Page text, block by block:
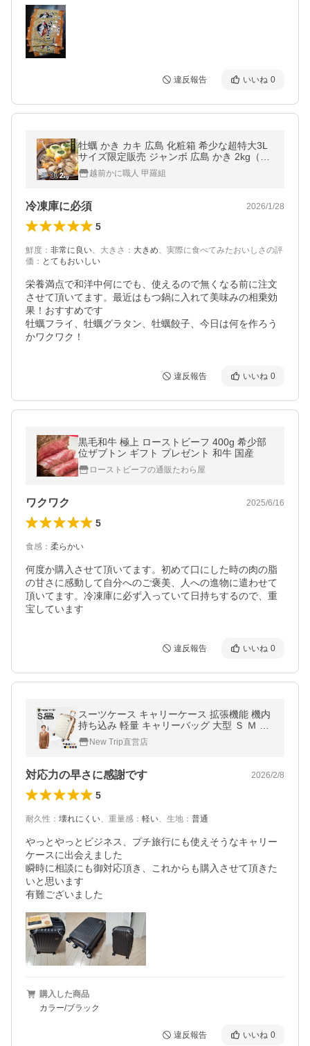
違反報告 いいね 0
牡蠣 かき カキ 広島 化粧箱 希少な超特大3L
サイズ限定販売 ジャンボ 広島 かき 2kg（1k
g/約25粒×2袋）徳用 冷凍 FF ポイント利用
爆買越前かに職人 甲羅組
冷凍庫に必須 2026/1/28
5
鮮度 ： 非常に良い、 大きさ ： 大きめ、 実際に食べてみたおいしさの評
価 ： とてもおいしい
栄養満点で和洋中何にでも、使えるので無くなる前に注文
させて頂いてます。最近はもつ鍋に入れて美味みの相乗効
果！おすすめです
牡蠣フライ、牡蠣グラタン、牡蠣餃子、今日は何を作ろう
かワクワク！
違反報告 いいね 0
黒毛和牛 極上 ローストビーフ 400g 希少部
位ザブトン ギフト プレゼント 和牛 国産
ローストビーフの通販たわら屋
ワクワク 2025/6/16
5
食感 ： 柔らかい
何度か購入させて頂いてます。初めて口にした時の肉の脂
の甘さに感動して自分へのご褒美、人への進物に遣わせて
頂いてます。冷凍庫に必ず入っていて日持ちするので、重
宝しています
違反報告 いいね 0
スーツケース キャリーケース 拡張機能 機内
持ち込み 軽量 キャリーバッグ 大型 Ｓ Ｍ Ｌ
サイズ 40L 2泊 3泊 静音 頑丈 TSAロック Ne
w Trip 大容量 旅行 出張
New Trip直営店
対応力の早さに感謝です 2026/2/8
5
耐久性 ： 壊れにくい、 重量感 ： 軽い、 生地 ： 普通
やっとやっとビジネス、プチ旅行にも使えそうなキャリー
ケースに出会えました
瞬時に相談にも御対応頂き、これからも購入させて頂きた
いと思います
有難ございました
購入した商品
カラー/ブラック
違反報告 いいね 0